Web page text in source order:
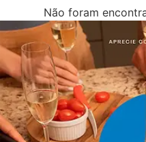
Não foram